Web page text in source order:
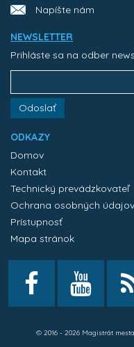
Napíšte nám
NEWSLETTER
Prihláste sa na odber
Odoslať
ODKAZY
Domov
Kontakt
Technický prevádzkovateľ
Ochrana osobných údajov
Prístupnosť
Mapa stránok
© 2016 - 2026 Magistrát